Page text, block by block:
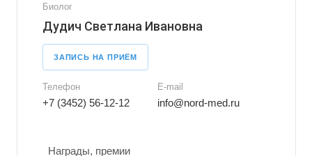
Биолог
Дудич Светлана Ивановна
ЗАПИСЬ НА ПРИЁМ
Телефон
+7 (3452) 56-12-12
E-mail
info@nord-med.ru
Награды, премии